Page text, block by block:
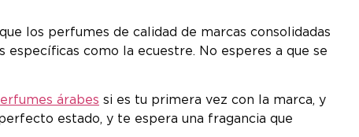
los perfumes de calidad de marcas consolidadas
como la ecuestre. No esperes a que se
árabes si es tu primera vez con la marca, y
estado, y te espera una fragancia que